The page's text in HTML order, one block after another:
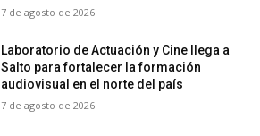
7 de agosto de 2026
Laboratorio de Actuación y Cine llega a
Salto para fortalecer la formación
audiovisual en el norte del país
7 de agosto de 2026